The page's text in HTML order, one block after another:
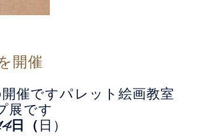
開催
催ですパレット絵画教室
展です
日（ 日）